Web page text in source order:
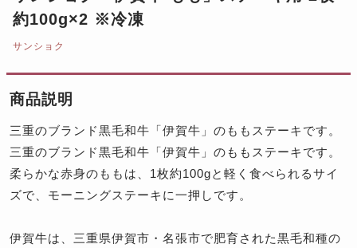
約100g×2 ※冷凍
サンショク
商品説明
三重のブランド黒毛和牛「伊賀牛」のももステーキです。
三重のブランド黒毛和牛「伊賀牛」のももステーキです。
柔らかな赤身のももは、1枚約100gと軽く食べられるサイ
ズで、モーニングステーキに一押しです。
伊賀牛は、三重県伊賀市・名張市で肥育された黒毛和種の